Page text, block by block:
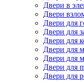
Двери в
Двери
Двери для
Двери для
Двери для
Двери для
Двери для
Двери для
Двери для